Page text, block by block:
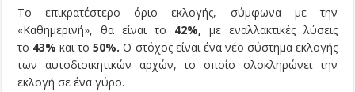
Το επικρατέστερο όριο εκλογής, σύμφωνα με την
«Καθημερινή», θα είναι το 42%, με εναλλακτικές λύσεις
το 43% και το50%. Ο στόχος είναι ένα νέο σύστημα εκλογής
των αυτοδιοικητικών αρχών, το οποίο ολοκληρώνει την
εκλογή σε ένα γύρο.